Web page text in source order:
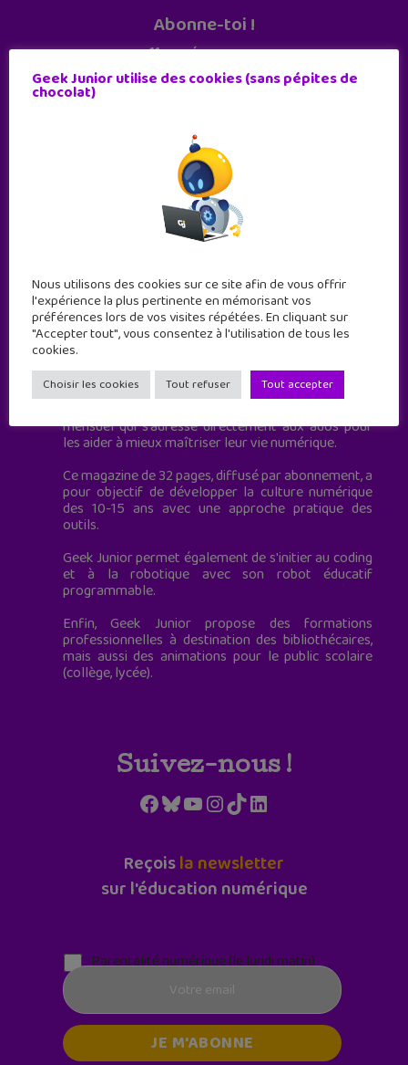
Abonne-toi !
11 numéros par an
Geek Junior est le premier site de culture numérique
à destination des adolescents.
mensuel qui s’adresse directement aux ados pour
les aider à mieux maîtriser leur vie numérique.
Ce magazine de 32 pages, diffusé par abonnement, a
pour objectif de développer la culture numérique
des 10-15 ans avec une approche pratique des
outils.
Geek Junior permet également de s'initier au coding
et à la robotique avec son robot éducatif
programmable.
Enfin, Geek Junior propose des formations
professionnelles à destination des bibliothécaires,
mais aussi des animations pour le public scolaire
(collège, lycée).
Suivez-nous !
Facebook
Bluesky
YouTube
Instagram
TikTokLinkedIn
Reçoisla newsletter
sur l'éducation numérique
Parentalité numérique (le lundi matin)
Geek Junior utilise des cookies (sans pépites de
chocolat)
Nous utilisons des cookies sur ce site afin de vous offrir
l'expérience la plus pertinente en mémorisant vos
préférences lors de vos visites répétées. En cliquant sur
"Accepter tout", vous consentez à l'utilisation de tous les
cookies.
Choisir les cookies Tout refuser Tout accepter